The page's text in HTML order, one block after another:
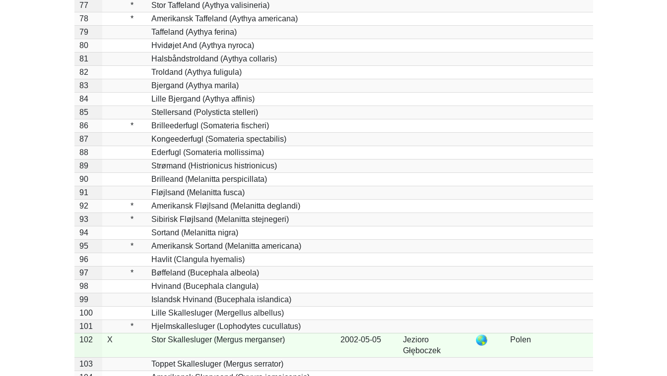
77
*
Stor Taffeland (Aythya valisineria)
78
*
Amerikansk Taffeland (Aythya americana)
79
Taffeland (Aythya ferina)
80
Hvidøjet And (Aythya nyroca)
81
Halsbåndstroldand (Aythya collaris)
82
Troldand (Aythya fuligula)
83
Bjergand (Aythya marila)
84
Lille Bjergand (Aythya affinis)
85
Stellersand (Polysticta stelleri)
86
*
Brilleederfugl (Somateria fischeri)
87
Kongeederfugl (Somateria spectabilis)
88
Ederfugl (Somateria mollissima)
89
Strømand (Histrionicus histrionicus)
90
Brilleand (Melanitta perspicillata)
91
Fløjlsand (Melanitta fusca)
92
*
Amerikansk Fløjlsand (Melanitta deglandi)
93
*
Sibirisk Fløjlsand (Melanitta stejnegeri)
94
Sortand (Melanitta nigra)
95
*
Amerikansk Sortand (Melanitta americana)
96
Havlit (Clangula hyemalis)
97
*
Bøffeland (Bucephala albeola)
98
Hvinand (Bucephala clangula)
99
Islandsk Hvinand (Bucephala islandica)
100
Lille Skallesluger (Mergellus albellus)
101
*
Hjelmskallesluger (Lophodytes cucullatus)
102
X Stor Skallesluger (Mergus merganser) 2002-05-05
Jezioro
Głęboczek
Polen
103
Toppet Skallesluger (Mergus serrator)